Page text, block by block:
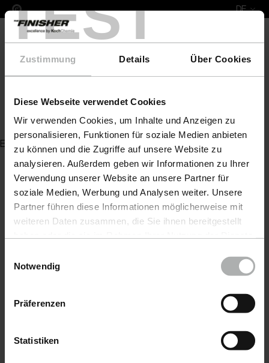
TEST
Zustimmung Details Über Cookies
Diese Webseite verwendet Cookies
Wir verwenden Cookies, um Inhalte und Anzeigen zu
personalisieren, Funktionen für soziale Medien anbieten
zu können und die Zugriffe auf unsere Website zu
analysieren. Außerdem geben wir Informationen zu Ihrer
Verwendung unserer Website an unsere Partner für
soziale Medien, Werbung und Analysen weiter. Unsere
Partner führen diese Informationen möglicherweise mit
weiteren Daten zusammen, die Sie ihnen bereitgestellt
Einstellungen zu den Cookies finden Sie unter
Notwendig
Präferenzen
Statistiken
DE
Microfaser-Handschuh Oktopus,
Es wurde kein Artikel zu Ihrer Anfrage gefunden